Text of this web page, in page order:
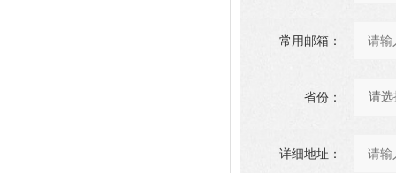
常用邮箱：
省份：
详细地址：